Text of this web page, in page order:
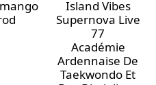
Island Vibes
Supernova Live
77
Académie
Ardennaise De
Taekwondo Et